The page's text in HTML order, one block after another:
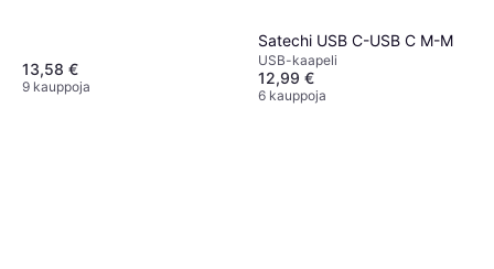
13,58 €
9 kauppoja
Satechi USB C-USB C M-M
USB-kaapeli
12,99 €
6 kauppoja